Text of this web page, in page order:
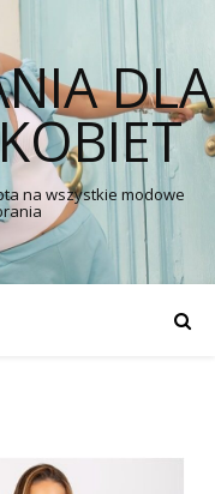
DLA
na wszystkie modowe